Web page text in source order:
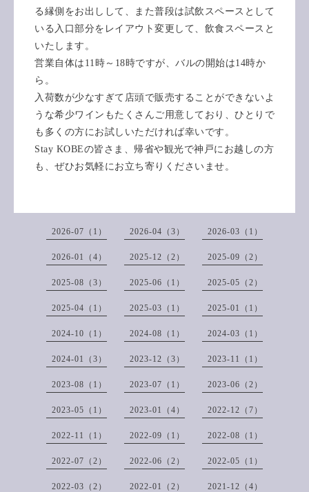
る縁側をお出しして、また普段は試飲スペースとして
いる入口部分をレイアウト変更して、飲食スペースと
いたします。
営業自体は11時～18時ですが、バルの開始は14時か
ら。
入荷数が少なすぎて店頭で販売することができないよ
うな希少ワインもたくさんご用意しており、ひとりで
も多くの方にお試しいただければ幸いです。
Stay KOBEの皆さま、帰省や観光で神戸にお越しの方
も、ぜひお気軽にお立ち寄りくださいませ。
2026-07（1） 2026-04（3） 2026-03（1）
2026-01（4） 2025-12（2） 2025-09（2）
2025-08（3） 2025-06（1） 2025-05（2）
2025-04（1） 2025-03（1） 2025-01（1）
2024-10（1） 2024-08（1） 2024-03（1）
2024-01（3） 2023-12（3） 2023-11（1）
2023-08（1） 2023-07（1） 2023-06（2）
2023-05（1） 2023-01（4） 2022-12（7）
2022-11（1） 2022-09（1） 2022-08（1）
2022-07（2） 2022-06（2） 2022-05（1）
2022-03（2） 2022-01（2） 2021-12（4）